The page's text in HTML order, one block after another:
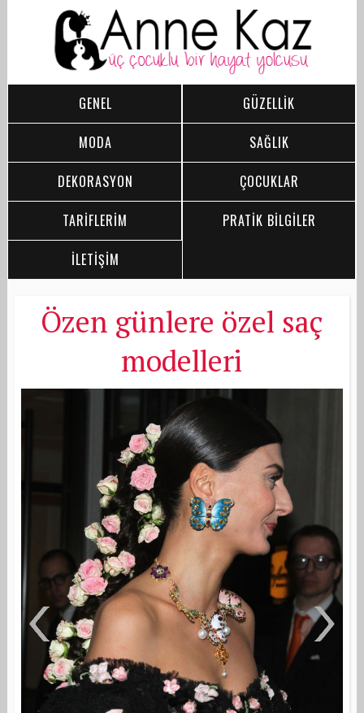
GENEL
GÜZELLİK
MODA
SAĞLIK
DEKORASYON
ÇOCUKLAR
TARİFLERİM
PRATİK BİLGİLER
İLETİŞİM
Özen günlere özel saç
modelleri